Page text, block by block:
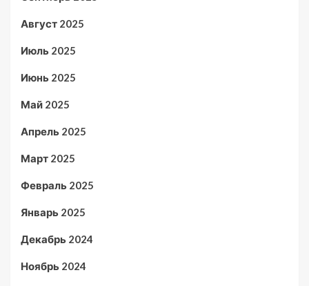
Август 2025
Июль 2025
Июнь 2025
Май 2025
Апрель 2025
Март 2025
Февраль 2025
Январь 2025
Декабрь 2024
Ноябрь 2024